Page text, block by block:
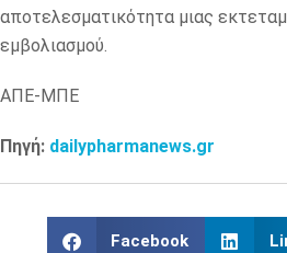
αποτελεσματικότητα μιας
εμβολιασμού.
ΑΠΕ-ΜΠΕ
Πηγή: dailypharmanews.gr
Facebook